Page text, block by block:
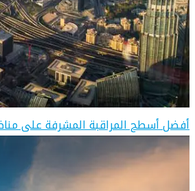
أفضل أسطح المراقبة المشرفة على